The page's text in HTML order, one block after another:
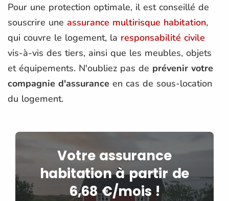
Pour une protection optimale, il est conseillé de
souscrire une assurance multirisque habitation,
qui couvre le logement, la responsabilité civile
vis-à-vis des tiers, ainsi que les meubles, objets
et équipements. N'oubliez pas de prévenir votre
compagnie d'assurance en cas de sous-location
du logement.
Votre assurance
habitation à partir de
6,68 €/mois !